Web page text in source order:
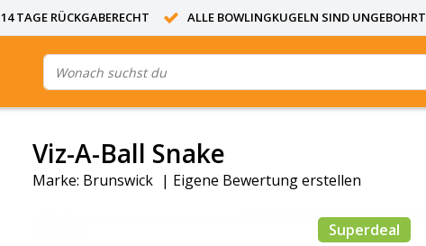
14 TAGE RÜCKGABERECHT ALLE BOWLINGKUGELN SIND UNGEBOHRT
Viz-A-Ball Snake
Marke: Brunswick | Eigene Bewertung erstellen
Superdeal